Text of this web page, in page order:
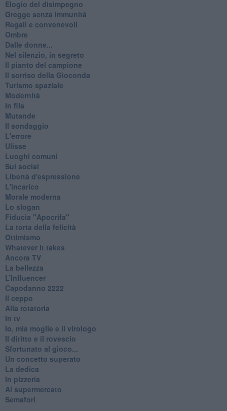
Elogio del disimpegno
Gregge senza immunità
Regali e convenevoli
Ombre
Dalle donne...
Nel silenzio, in segreto
Il pianto del campione
Il sorriso della Gioconda
Turismo spaziale
Modernità
In fila
Mutande
Il sondaggio
L'errore
Ulisse
Luoghi comuni
Sui social
Libertà d'espressione
L'incarico
Morale moderna
Lo slogan
Fiducia "Apocrifa"
La torta della felicità
Ottimismo
Whatever it takes
Ancora TV
La bellezza
L’Influencer
​Capodanno 2222
Il ceppo
Alla rotatoria
In tv
Io, mia moglie e il virologo
Il diritto e il rovescio
Sfortunato al gioco...
Un concetto superato
La dedica
In pizzeria
Al supermercato
Semafori